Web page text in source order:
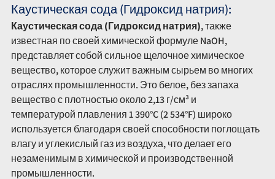
Каустическая сода (Гидроксид натрия):
Каустическая сода (Гидроксид натрия), также
известная по своей химической формуле NaOH,
представляет собой сильное щелочное химическое
вещество, которое служит важным сырьем во многих
отраслях промышленности. Это белое, без запаха
вещество с плотностью около 2,13 г/см³ и
температурой плавления 1 390°C (2 534°F) широко
используется благодаря своей способности поглощать
влагу и углекислый газ из воздуха, что делает его
незаменимым в химической и производственной
промышленности.